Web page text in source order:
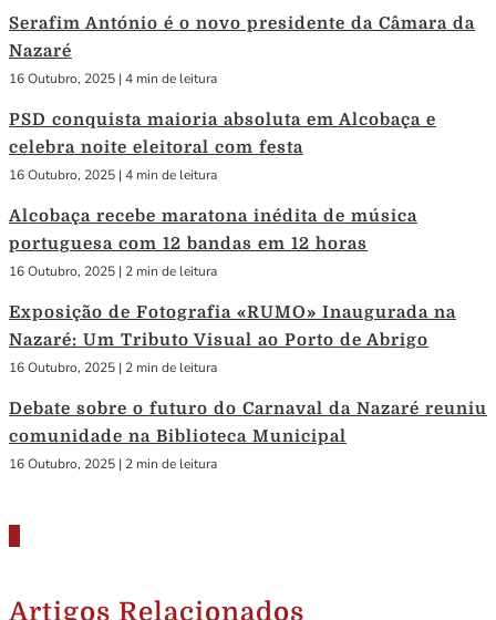
Serafim António é o novo presidente da Câmara da
Nazaré
16 Outubro, 2025 | 4 min de leitura
PSD conquista maioria absoluta em Alcobaça e
celebra noite eleitoral com festa
16 Outubro, 2025 | 4 min de leitura
Alcobaça recebe maratona inédita de música
portuguesa com 12 bandas em 12 horas
16 Outubro, 2025 | 2 min de leitura
Exposição de Fotografia «RUMO» Inaugurada na
Nazaré: Um Tributo Visual ao Porto de Abrigo
16 Outubro, 2025 | 2 min de leitura
Debate sobre o futuro do Carnaval da Nazaré reuniu
comunidade na Biblioteca Municipal
16 Outubro, 2025 | 2 min de leitura
Artigos Relacionados